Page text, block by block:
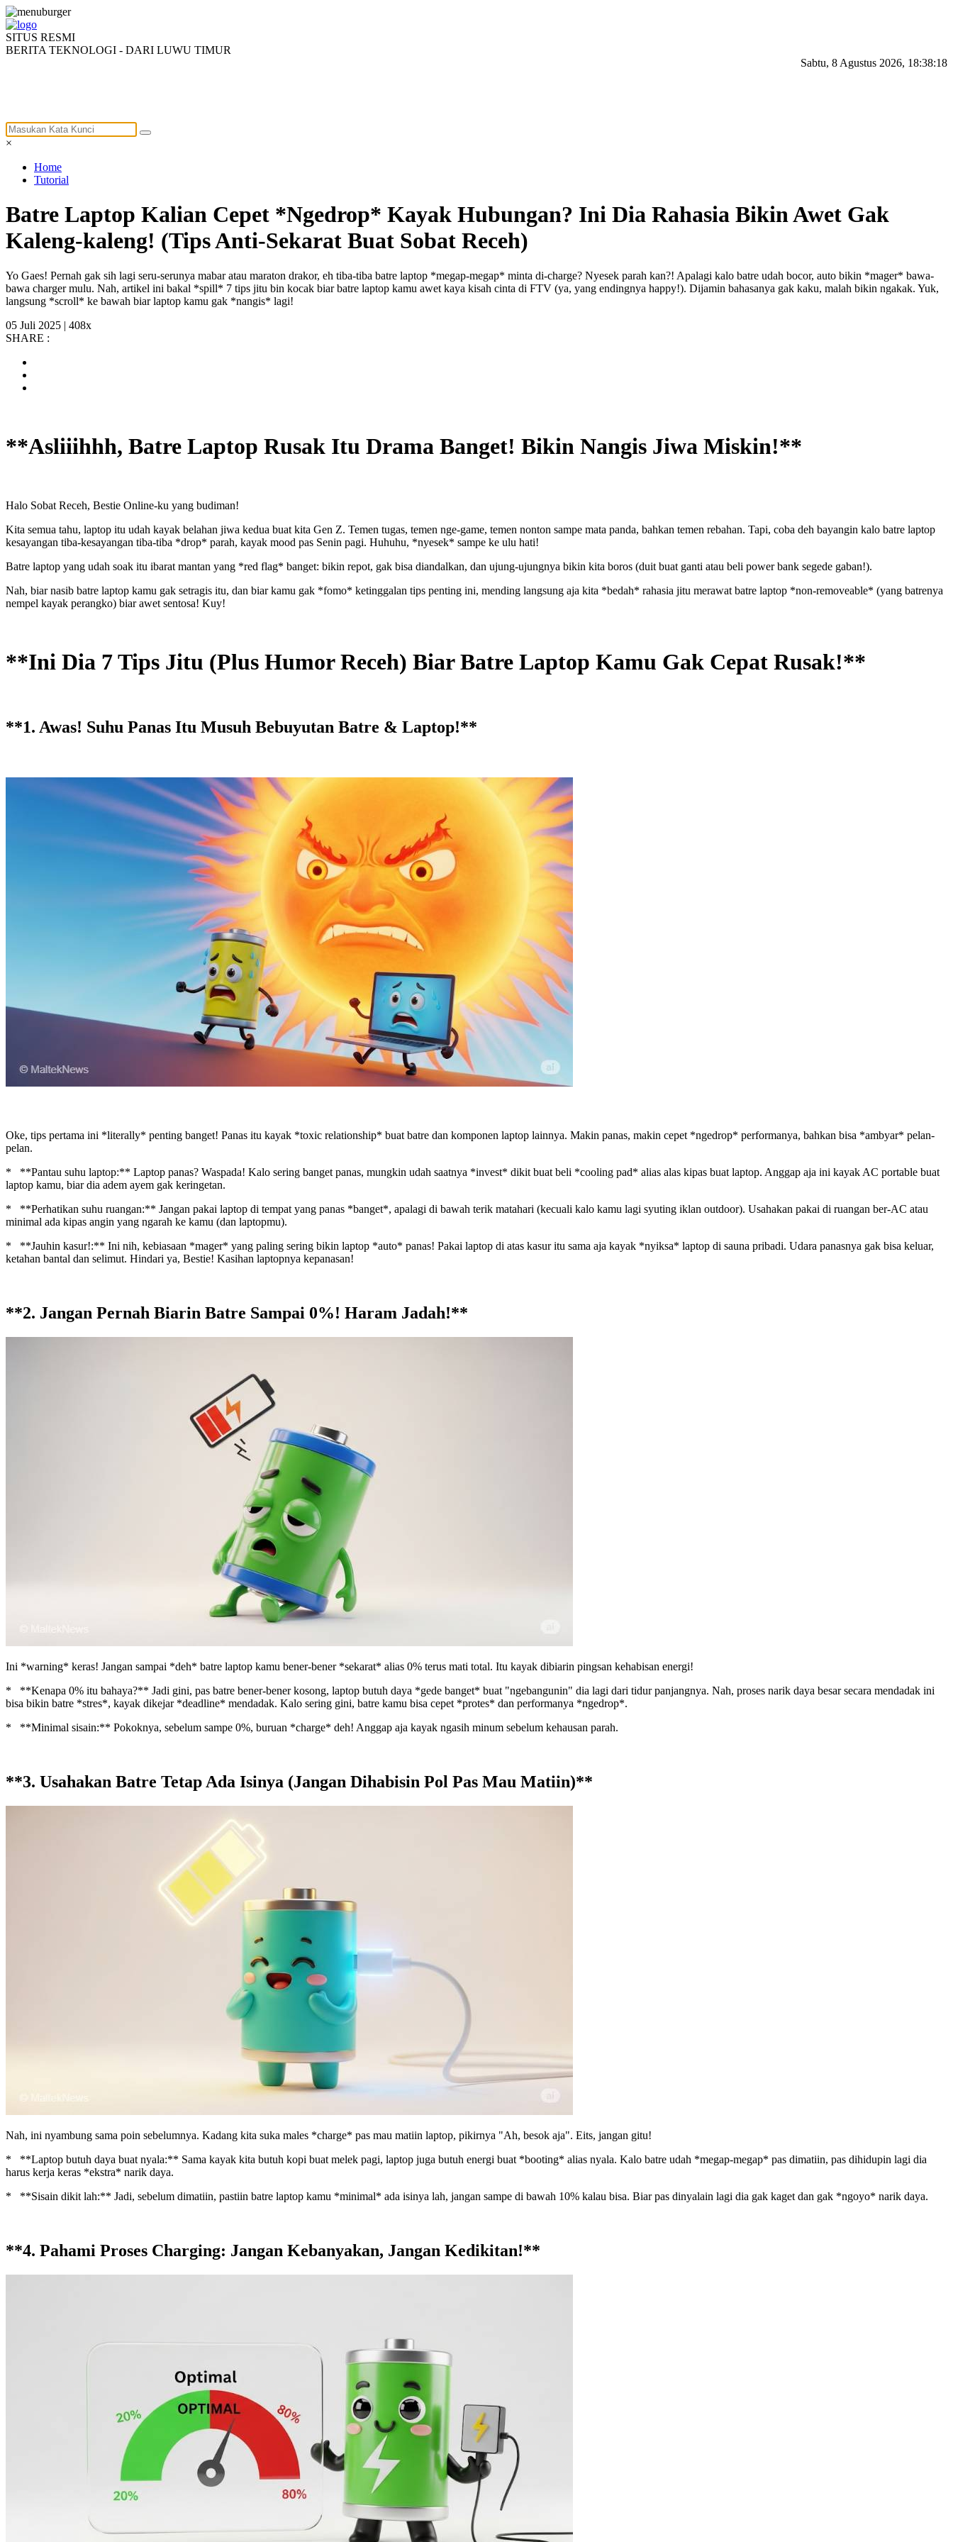
SITUS RESMI
BERITA TEKNOLOGI - DARI LUWU TIMUR
Sabtu, 8 Agustus 2026, 18:38:19
×
Home
Tutorial
Batre Laptop Kalian Cepet *Ngedrop* Kayak Hubungan? Ini Dia Rahasia Bikin Awet Gak
Kaleng-kaleng! (Tips Anti-Sekarat Buat Sobat Receh)
Yo Gaes! Pernah gak sih lagi seru-serunya mabar atau maraton drakor, eh tiba-tiba batre laptop *megap-megap* minta di-charge? Nyesek parah kan?! Apalagi kalo batre udah bocor, auto bikin *mager* bawa-
bawa charger mulu. Nah, artikel ini bakal *spill* 7 tips jitu bin kocak biar batre laptop kamu awet kaya kisah cinta di FTV (ya, yang endingnya happy!). Dijamin bahasanya gak kaku, malah bikin ngakak. Yuk,
langsung *scroll* ke bawah biar laptop kamu gak *nangis* lagi!
05 Juli 2025 | 408x
SHARE :
**Asliiihhh, Batre Laptop Rusak Itu Drama Banget! Bikin Nangis Jiwa Miskin!**
Halo Sobat Receh, Bestie Online-ku yang budiman!
Kita semua tahu, laptop itu udah kayak belahan jiwa kedua buat kita Gen Z. Temen tugas, temen nge-game, temen nonton sampe mata panda, bahkan temen rebahan. Tapi, coba deh bayangin kalo batre laptop
kesayangan tiba-kesayangan tiba-tiba *drop* parah, kayak mood pas Senin pagi. Huhuhu, *nyesek* sampe ke ulu hati!
Batre laptop yang udah soak itu ibarat mantan yang *red flag* banget: bikin repot, gak bisa diandalkan, dan ujung-ujungnya bikin kita boros (duit buat ganti atau beli power bank segede gaban!).
Nah, biar nasib batre laptop kamu gak setragis itu, dan biar kamu gak *fomo* ketinggalan tips penting ini, mending langsung aja kita *bedah* rahasia jitu merawat batre laptop *non-removeable* (yang batrenya
nempel kayak perangko) biar awet sentosa! Kuy!
**Ini Dia 7 Tips Jitu (Plus Humor Receh) Biar Batre Laptop Kamu Gak Cepat Rusak!**
**1. Awas! Suhu Panas Itu Musuh Bebuyutan Batre & Laptop!**
Oke, tips pertama ini *literally* penting banget! Panas itu kayak *toxic relationship* buat batre dan komponen laptop lainnya. Makin panas, makin cepet *ngedrop* performanya, bahkan bisa *ambyar* pelan-
pelan.
* **Pantau suhu laptop:** Laptop panas? Waspada! Kalo sering banget panas, mungkin udah saatnya *invest* dikit buat beli *cooling pad* alias alas kipas buat laptop. Anggap aja ini kayak AC portable buat
laptop kamu, biar dia adem ayem gak keringetan.
* **Perhatikan suhu ruangan:** Jangan pakai laptop di tempat yang panas *banget*, apalagi di bawah terik matahari (kecuali kalo kamu lagi syuting iklan outdoor). Usahakan pakai di ruangan ber-AC atau
minimal ada kipas angin yang ngarah ke kamu (dan laptopmu).
* **Jauhin kasur!:** Ini nih, kebiasaan *mager* yang paling sering bikin laptop *auto* panas! Pakai laptop di atas kasur itu sama aja kayak *nyiksa* laptop di sauna pribadi. Udara panasnya gak bisa keluar,
ketahan bantal dan selimut. Hindari ya, Bestie! Kasihan laptopnya kepanasan!
**2. Jangan Pernah Biarin Batre Sampai 0%! Haram Jadah!**
Ini *warning* keras! Jangan sampai *deh* batre laptop kamu bener-bener *sekarat* alias 0% terus mati total. Itu kayak dibiarin pingsan kehabisan energi!
* **Kenapa 0% itu bahaya?** Jadi gini, pas batre bener-bener kosong, laptop butuh daya *gede banget* buat "ngebangunin" dia lagi dari tidur panjangnya. Nah, proses narik daya besar secara mendadak ini
bisa bikin batre *stres*, kayak dikejar *deadline* mendadak. Kalo sering gini, batre kamu bisa cepet *protes* dan performanya *ngedrop*.
* **Minimal sisain:** Pokoknya, sebelum sampe 0%, buruan *charge* deh! Anggap aja kayak ngasih minum sebelum kehausan parah.
**3. Usahakan Batre Tetap Ada Isinya (Jangan Dihabisin Pol Pas Mau Matiin)**
Nah, ini nyambung sama poin sebelumnya. Kadang kita suka males *charge* pas mau matiin laptop, pikirnya "Ah, besok aja". Eits, jangan gitu!
* **Laptop butuh daya buat nyala:** Sama kayak kita butuh kopi buat melek pagi, laptop juga butuh energi buat *booting* alias nyala. Kalo batre udah *megap-megap* pas dimatiin, pas dihidupin lagi dia
harus kerja keras *ekstra* narik daya.
* **Sisain dikit lah:** Jadi, sebelum dimatiin, pastiin batre laptop kamu *minimal* ada isinya lah, jangan sampe di bawah 10% kalau bisa. Biar pas dinyalain lagi dia gak kaget dan gak *ngoyo* narik daya.
**4. Pahami Proses Charging: Jangan Kebanyakan, Jangan Kedikitan!**